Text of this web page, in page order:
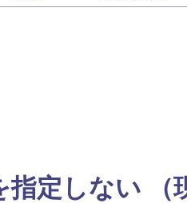
指定しない （